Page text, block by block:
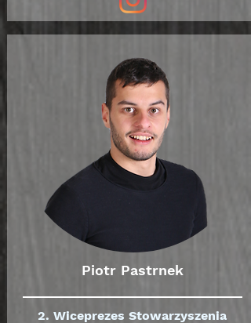
Piotr Pastrnek
2. Wiceprezes Stowarzyszenia